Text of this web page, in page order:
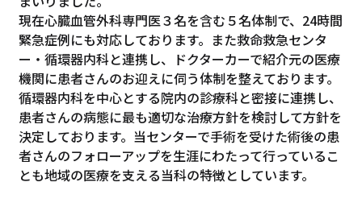
現在心臓血管外科専門医３名を含む５名体制で、24時間
緊急症例にも対応しております。また救命救急センタ
ー・循環器内科と連携し、ドクターカーで紹介元の医療
機関に患者さんのお迎えに伺う体制を整えております。
循環器内科を中心とする院内の診療科と密接に連携し、
患者さんの病態に最も適切な治療方針を検討して方針を
決定しております。当センターで手術を受けた術後の患
者さんのフォローアップを生涯にわたって行っているこ
とも地域の医療を支える当科の特徴としています。